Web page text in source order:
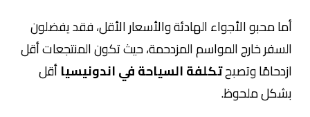
أما محبو الأجواء الهادئة والأسعار الأقل، فقد يفضلون
السفر خارج المواسم المزدحمة، حيث تكون المنتجعات أقل
ازدحامًا وتصبحتكلفة السياحة في اندونيسياأقل
بشكل ملحوظ.